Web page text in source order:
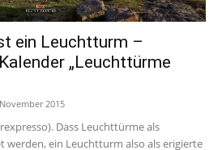
ein Leuchtturm –
„Leuchttürme
2015
Dass Leuchttürme als
werden, ein Leuchtturm also als erigierte